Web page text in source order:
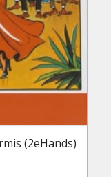
(2eHands)